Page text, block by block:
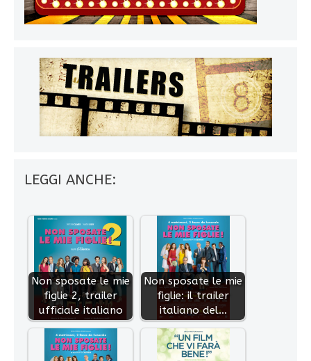
LEGGI ANCHE:
Non sposate le mie
figlie 2, trailer
ufficiale italiano
Non sposate le mie
figlie: il trailer
italiano del…